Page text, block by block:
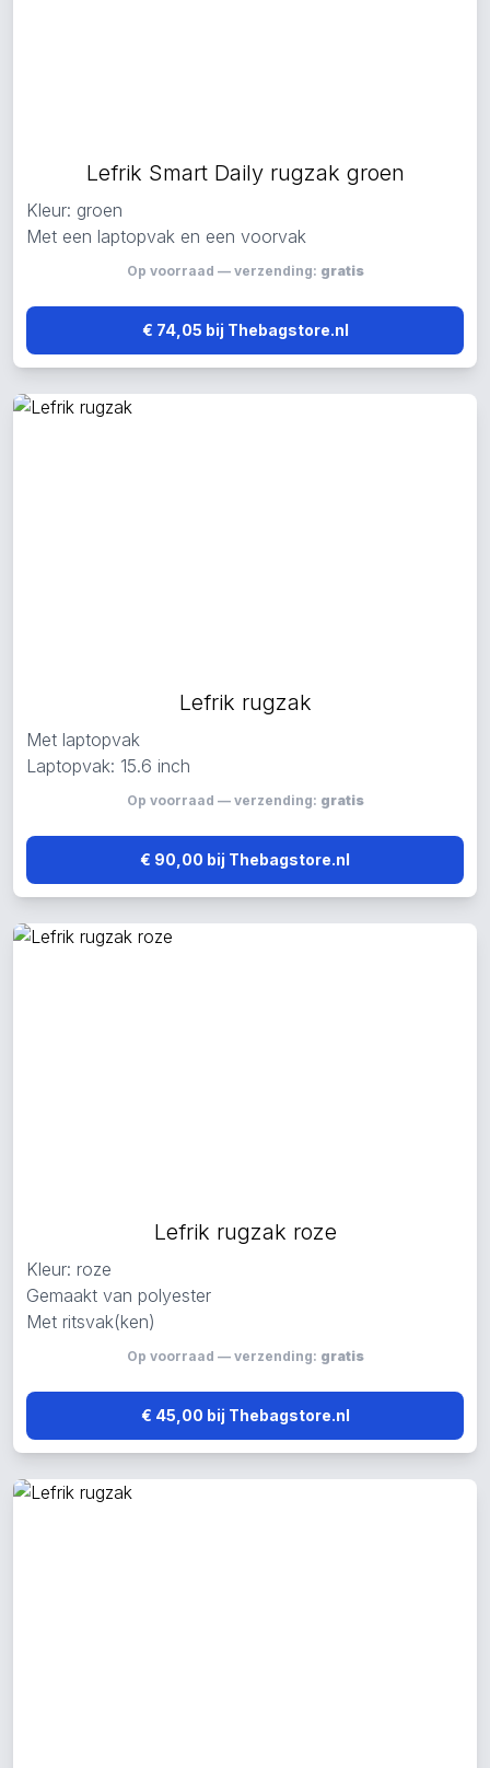
Lefrik Smart Daily rugzak groen
Kleur: groen
Met een laptopvak en een voorvak
Op voorraad — verzending: gratis
€ 74,05 bij Thebagstore.nl
Lefrik rugzak
Met laptopvak
Laptopvak: 15.6 inch
Op voorraad — verzending: gratis
€ 90,00 bij Thebagstore.nl
Lefrik rugzak roze
Kleur: roze
Gemaakt van polyester
Met ritsvak(ken)
Op voorraad — verzending: gratis
€ 45,00 bij Thebagstore.nl